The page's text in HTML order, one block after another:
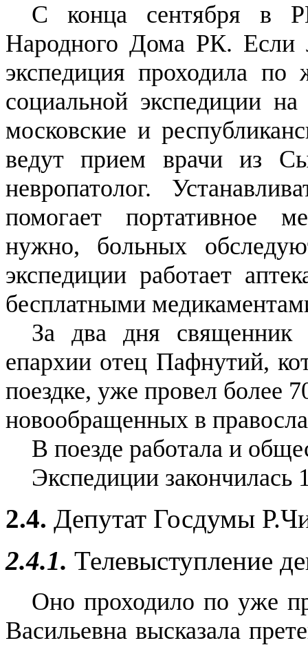
С конца сентября в
Народного Дома РК. Если
экспедиция проходила
социальной экспедиции
московские и
ведут прием врачи из
невропатолог.
помогает портативное
нужно, больных
экспедиции работает
бесплатными
За два дня священник
епархии отец Пафнутий,
поездке, уже провел более
новообращенных в
В поезде работала и
Экспедиции закончилась
2.4. Депутат Госдумы
2.4.1. Телевыступление
Оно проходило по уже
Васильевна высказала